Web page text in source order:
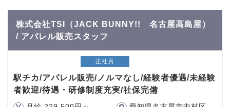
株式会社TSI（JACK BUNNY!! 名古屋高島屋）
/ アパレル販売スタッフ
正社員
駅チカ/アパレル販売/ノルマなし/経験者優遇/未経験
者歓迎/待遇・研修制度充実/社保完備